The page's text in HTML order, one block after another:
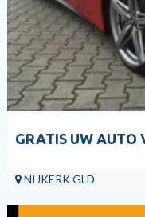
NIJKERK GLD